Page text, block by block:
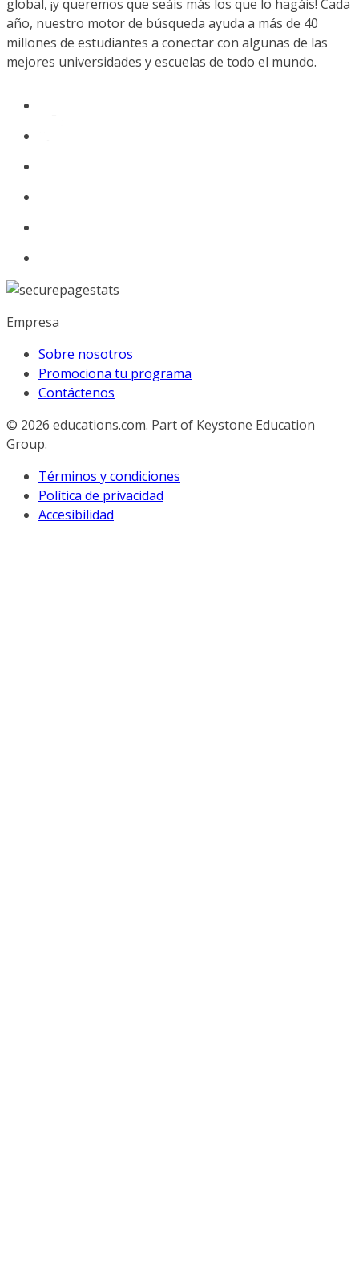
global, ¡y queremos que seáis más los que lo hagáis! Cada
año, nuestro motor de búsqueda ayuda a más de 40
millones de estudiantes a conectar con algunas de las
mejores universidades y escuelas de todo el mundo.
Empresa
Sobre nosotros
Promociona tu programa
Contáctenos
© 2026 educations.com. Part of Keystone Education
Group.
Términos y condiciones
Política de privacidad
Accesibilidad